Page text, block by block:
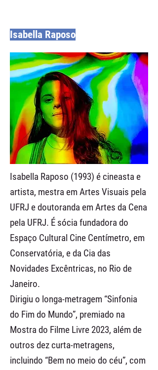
Isabella Raposo
Isabella Raposo (1993) é cineasta e
artista, mestra em Artes Visuais pela
UFRJ e doutoranda em Artes da Cena
pela UFRJ. É sócia fundadora do
Espaço Cultural Cine Centímetro, em
Conservatória, e da Cia das
Novidades Excêntricas, no Rio de
Janeiro.
Dirigiu o longa-metragem “Sinfonia
do Fim do Mundo”, premiado na
Mostra do Filme Livre 2023, além de
outros dez curta-metragens,
incluindo “Bem no meio do céu”, com